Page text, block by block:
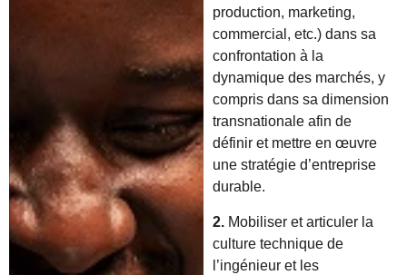
production, marketing,
commercial, etc.) dans sa
confrontation à la
dynamique des marchés, y
compris dans sa dimension
transnationale afin de
définir et mettre en œuvre
une stratégie d’entreprise
durable.
2. Mobiliser et articuler la
culture technique de
l’ingénieur et les